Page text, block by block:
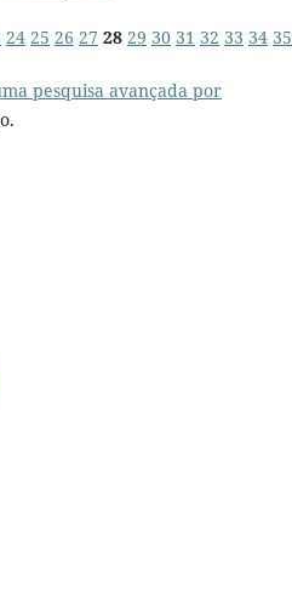
24 25 26 27 28 29 30 31 32 33 34 35
pesquisa avançada por